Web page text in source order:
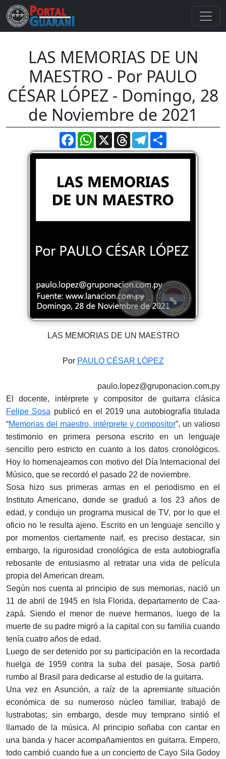
LAS MEMORIAS DE UN
MAESTRO - Por PAULO
CÉSAR LÓPEZ - Domingo, 28
de Noviembre de 2021
FacebookWhatsApp
X ThreadsTelegram
LAS MEMORIAS DE UN MAESTRO
Por PAULO CÉSAR LÓPEZ
paulo.lopez@gruponacion.com.py
El docente, intérprete y compositor de guitarra clásica
Felipe Sosa publicó en el 2019 una autobiografía titulada
“Memorias del maestro, intérprete y compositor”, un valioso
testimonio en primera persona escrito en un lenguaje
sencillo pero estricto en cuanto a los datos cronológicos.
Hoy lo homenajeamos con motivo del Día Internacional del
Músico, que se recordó el pasado 22 de noviembre.
Sosa hizo sus prime­ras armas en el perio­dismo en el
Instituto Americano, donde se graduó a los 23 años de
edad, y condujo un programa musical de TV, por lo que el
oficio no le resulta ajeno. Escrito en un lenguaje sencillo y
por momentos cier­tamente naif, es preciso des­tacar, sin
embargo, la rigu­rosidad cronológica de esta autobiografía
rebosante de entusiasmo al retratar una vida de película
propia del American dream.
Según nos cuenta al principio de sus memorias, nació un
11 de abril de 1945 en Isla Flo­rida, departamento de Caa­
zapá. Siendo el menor de nueve hermanos, luego de la
muerte de su padre migró a la capital con su familia cuando
tenía cuatro años de edad.
Luego de ser detenido por su participación en la recordada
huelga de 1959 contra la suba del pasaje, Sosa partió
rumbo al Brasil para dedicarse al estudio de la guitarra.
Una vez en Asunción, a raíz de la apremiante situación
económica de su numeroso núcleo familiar, trabajó de
lustrabotas; sin embargo, desde muy temprano sintió el
llamado de la música. Al principio soñaba con cantar en
una banda y hacer acom­pañamientos en guitarra. Empero,
todo cambió cuando fue a un concierto de Cayo Sila Godoy